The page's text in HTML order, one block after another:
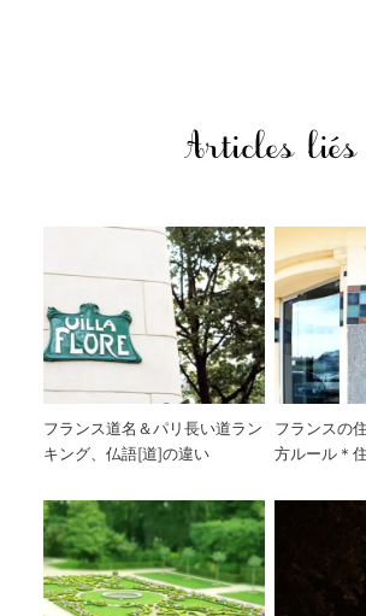
Articles liés
フランス道名＆パリ長い道ラン
キング、仏語[道]の違い
フランスの
方ルール＊